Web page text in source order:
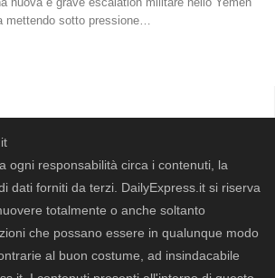
mettendo sotto pressione…
ogni responsabilità circa i contenuti, la
dati forniti da terzi. DailyExpress.it si riserva
totalmente o anche soltanto
che possano essere in qualunque modo
al buon costume, ad insindacabile